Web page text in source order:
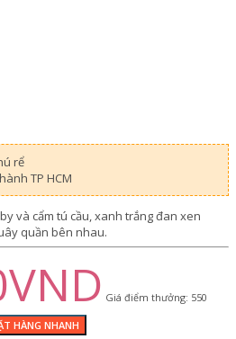
rể
TP HCM
và cẩm tú cầu, xanh trắng đan xen
quần bên nhau.
Giá điểm thưởng: 550